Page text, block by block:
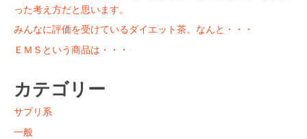
った考え方だと思います。
みんなに評価を受けているダイエット茶。なんと・・・
ＥＭＳという商品は・・・
カテゴリー
サプリ系
一般